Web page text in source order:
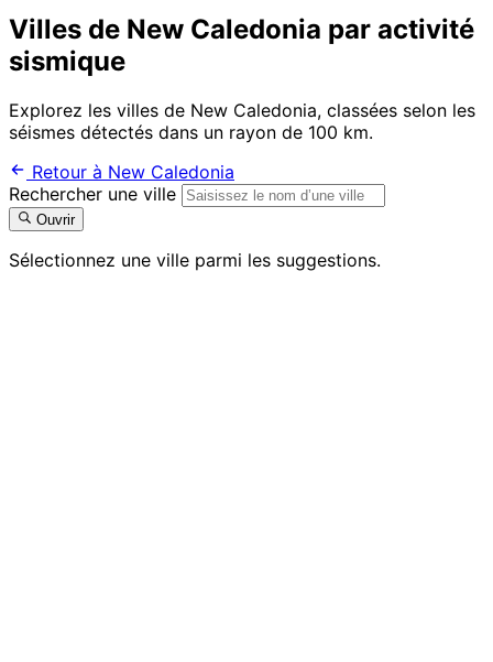
Villes de New Caledonia par activité
sismique
Explorez les villes de New Caledonia, classées selon les
séismes détectés dans un rayon de 100 km.
Retour à New Caledonia
Rechercher une ville
Ouvrir
Sélectionnez une ville parmi les suggestions.